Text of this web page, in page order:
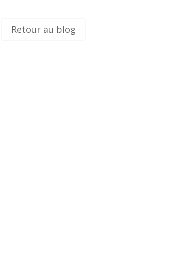
Retour au blog